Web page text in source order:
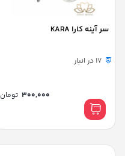
سر آینه کارا KARA
17 در انبار
300,000 تومان